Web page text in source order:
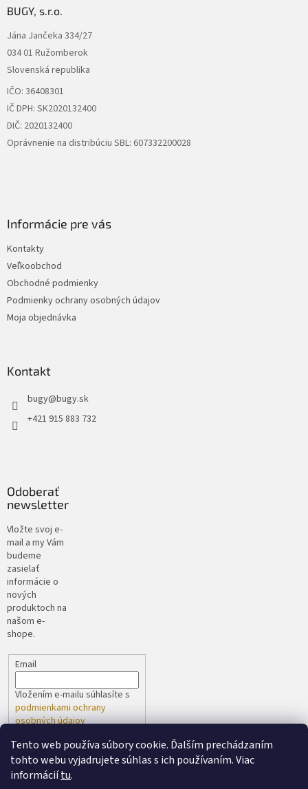
Tento web používa súbory cookie. Ďalším prechádzaním
tohto webu vyjadrujete súhlas s ich používaním. Viac
informáciítu.
BUGY, s.r.o.
Jána Jančeka 334/27
034 01 Ružomberok
Slovenská republika
IČO: 36408301
IČ DPH: SK2020132400
DIČ: 2020132400
Oprávnenie na distribúciu SBL: 607332200028
Informácie pre vás
Kontakty
Veľkoobchod
Obchodné podmienky
Podmienky ochrany osobných údajov
Moja objednávka
Kontakt
bugy@bugy.sk
+421 915 883 732
Odoberať
newsletter
Vložte svoj e-
mail a my Vám
budeme
zasielať
informácie o
nových
produktoch na
našom e-
shope.
Email
Vložením e-mailu súhlasíte s
podmienkami ochrany
osobných údajov
PRIHLÁSIŤ SA